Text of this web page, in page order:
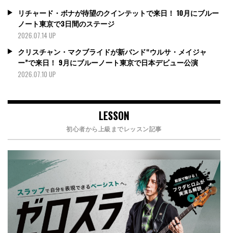
リチャード・ボナが待望のクインテットで来日！ 10月にブルー
ノート東京で3日間のステージ
2026.07.14 UP
クリスチャン・マクブライドが新バンド“ウルサ・メイジャ
ー”で来日！ 9月にブルーノート東京で日本デビュー公演
2026.07.10 UP
LESSON
初心者から上級までレッスン記事